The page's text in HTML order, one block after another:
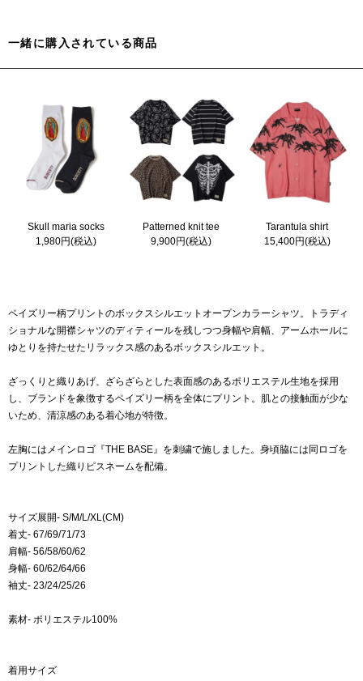
一緒に購入されている商品
Skull maria socks
1,980円(税込)
Patterned knit tee
9,900円(税込)
Tarantula shirt
15,400円(税込)
ペイズリー柄プリントのボックスシルエットオープンカラーシャツ。トラディ
ショナルな開襟シャツのディティールを残しつつ身幅や肩幅、アームホールに
ゆとりを持たせたリラックス感のあるボックスシルエット。
ざっくりと織りあげ、ざらざらとした表面感のあるポリエステル生地を採用
し、ブランドを象徴するペイズリー柄を全体にプリント。肌との接触面が少な
いため、清涼感のある着心地が特徴。
左胸にはメインロゴ『THE BASE』を刺繍で施しました。身頃脇には同ロゴを
プリントした織りピスネームを配備。
サイズ展開- S/M/L/XL(CM)
着丈- 67/69/71/73
肩幅- 56/58/60/62
身幅- 60/62/64/66
袖丈- 23/24/25/26
素材- ポリエステル100%
着用サイズ